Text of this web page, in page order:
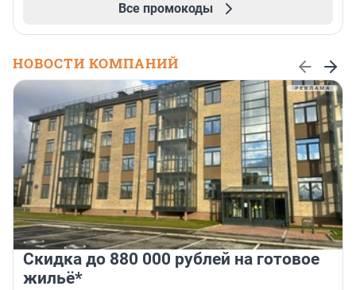
Все промокоды
НОВОСТИ КОМПАНИЙ
Скидка до 880 000 рублей на готовое
жильё*